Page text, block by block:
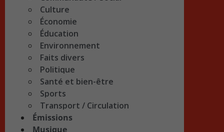
Culture
Économie
Éducation
Environnement
Faits divers
Politique
Santé et bien-être
Sports
Transport / Circulation
Émissions
Musique